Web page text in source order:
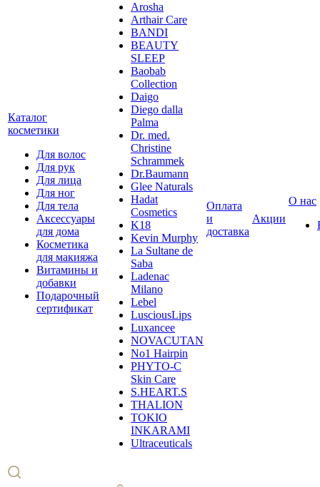
Каталог
косметики
Для волос
Для рук
Для лица
Для ног
Для тела
Аксессуары
для дома
Косметика
для макияжа
Витамины и
добавки
Подарочный
сертификат
Arosha
Arthair Care
BANDI
BEAUTY
SLEEP
Baobab
Collection
Daigo
Diego dalla
Palma
Dr. med.
Christine
Schrammek
Dr.Baumann
Glee Naturals
Hadat
Cosmetics
K18
Kevin Murphy
La Sultane de
Saba
Ladenac
Milano
Lebel
LusciousLips
Luxancee
NOVACUTAN
No1 Hairpin
PHYTO-C
Skin Care
S.HEART.S
THALION
TOKIO
INKARAMI
Ultraceuticals
Оплата
и
доставка
Акции
О нас